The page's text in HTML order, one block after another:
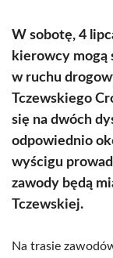
W sobotę, 4
kierowcy mogą
w ruchu
Tczewskiego
się na dwóch
odpowiednio
wyścigu
zawody będą
Tczewskiej.
Na trasie